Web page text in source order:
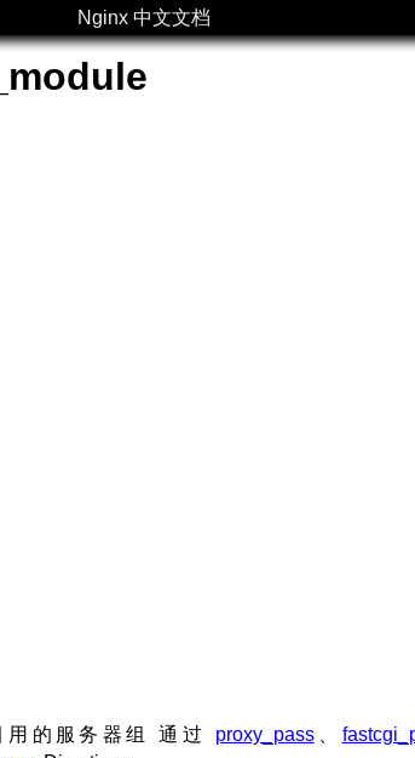
Nginx 中文文档
用的服务器组 通过 proxy_pass、